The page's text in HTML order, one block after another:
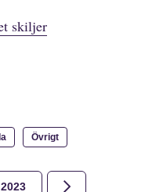
skiljer
Övrigt
2023 2022